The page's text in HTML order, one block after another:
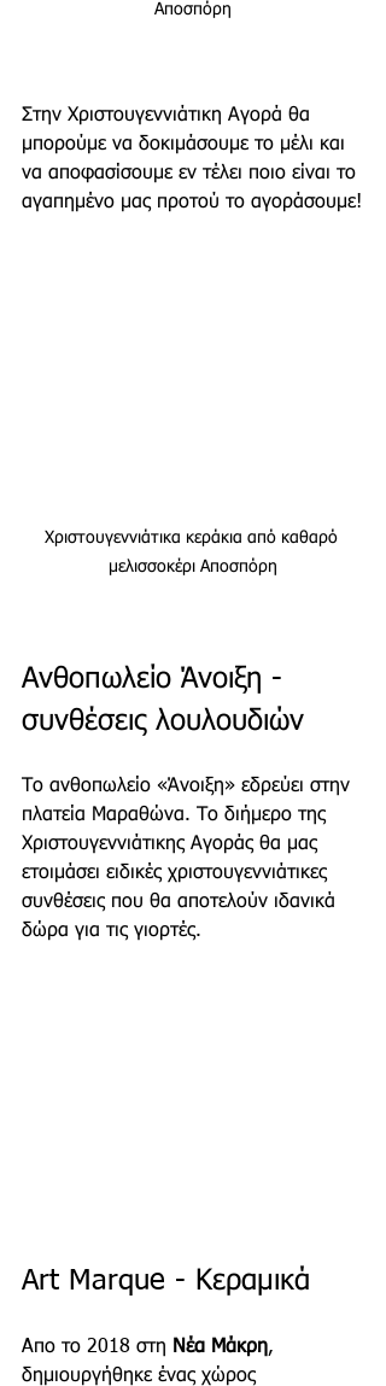
Αποσπόρη
Στην Χριστουγεννιάτικη Αγορά θα
μπορούμε να δοκιμάσουμε το μέλι και
να αποφασίσουμε εν τέλει ποιο είναι το
αγαπημένο μας προτού το αγοράσουμε!
Χριστουγεννιάτικα κεράκια από καθαρό
μελισσοκέρι Αποσπόρη
Ανθοπωλείο Άνοιξη -
συνθέσεις λουλουδιών
Το ανθοπωλείο «Άνοιξη» εδρεύει στην
πλατεία Μαραθώνα. Το διήμερο της
Χριστουγεννιάτικης Αγοράς θα μας
ετοιμάσει ειδικές χριστουγεννιάτικες
συνθέσεις που θα αποτελούν ιδανικά
δώρα για τις γιορτές.
Art Marque - Κεραμικά
Aπο το 2018 στη Νέα Μάκρη,
δημιουργήθηκε ένας χώρος